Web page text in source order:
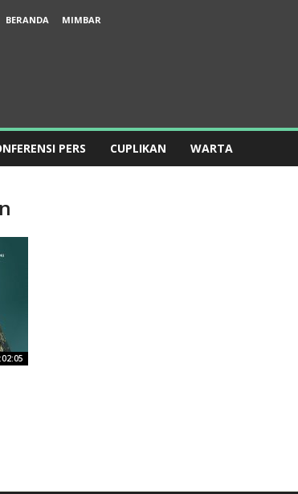
BERANDA
MIMBAR
PERS CUPLIKAN WARTA